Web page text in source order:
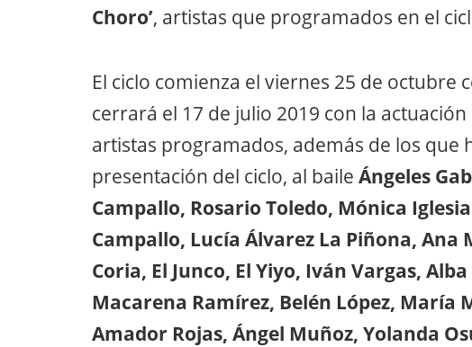
Choro’, artistas que programados en el
El ciclo comienza el viernes 25 de octubre
cerrará el 17 de julio 2019 con la
artistas programados, además de los que
presentación del ciclo, al baile Ángeles
Campallo, Rosario Toledo, Mónica
Campallo, Lucía Álvarez La Piñona, Ana
Coria, El Junco, El Yiyo, Iván Vargas,
Macarena Ramírez, Belén López, María
Amador Rojas, Ángel Muñoz, Yolanda